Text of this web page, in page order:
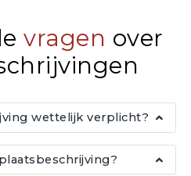
vragen over
wettelijk verplicht?